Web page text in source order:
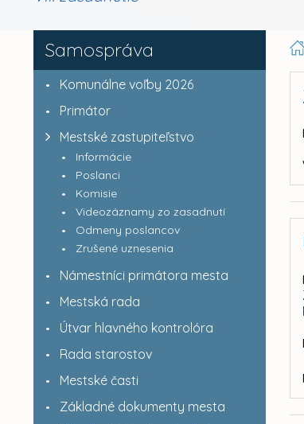
Samospráva
Komunálne voľby 2026
Primátor
Mestské zastupiteľstvo
Informácie
Poslanci
Komisie
Videozáznamy zo zasadnutí
Odmeny poslancov
Zrušené uznesenia
Námestníci primátora mesta
Mestská rada
Útvar hlavného kontrolóra
Rada starostov
Mestské časti
Základné dokumenty mesta